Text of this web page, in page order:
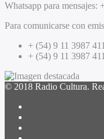
Whatsapp para mensajes:
Para comunicarse con
+ (54) 9 11 3987
+ (54) 9 11 3987
© 2018 Radio Cultura.